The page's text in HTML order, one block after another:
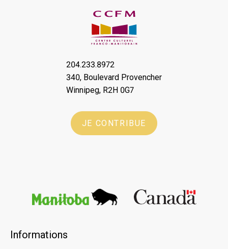
204.233.8972
340, Boulevard Provencher
Winnipeg, R2H 0G7
JE CONTRIBUE
Informations